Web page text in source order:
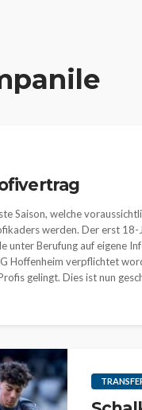
Saison, welche
werden. Der erst
unter Berufung auf eigene
Hoffenheim verpflichtet
gelingt. Dies ist nun